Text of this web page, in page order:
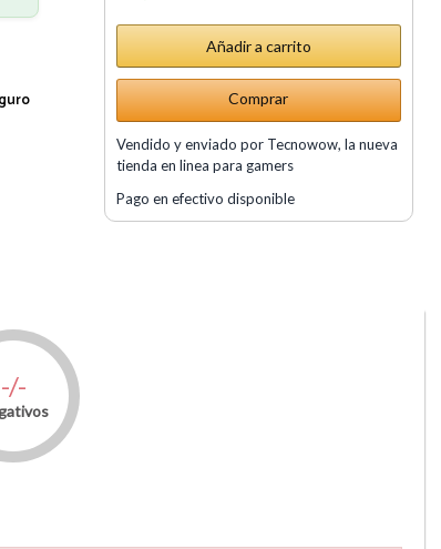
Comprar
Vendido y enviado por Tecnowow, la nueva
tienda en linea para gamers
Pago en efectivo disponible
-/-